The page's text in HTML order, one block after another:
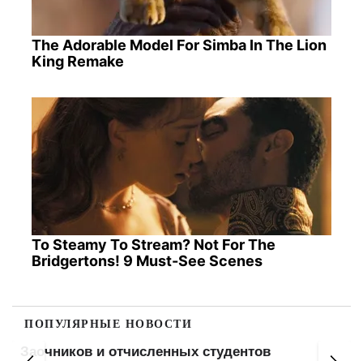
The Adorable Model For Simba In The Lion
King Remake
To Steamy To Stream? Not For The
Bridgertons! 9 Must-See Scenes
ПОПУЛЯРНЫЕ НОВОСТИ
Заочников и отчисленных студентов